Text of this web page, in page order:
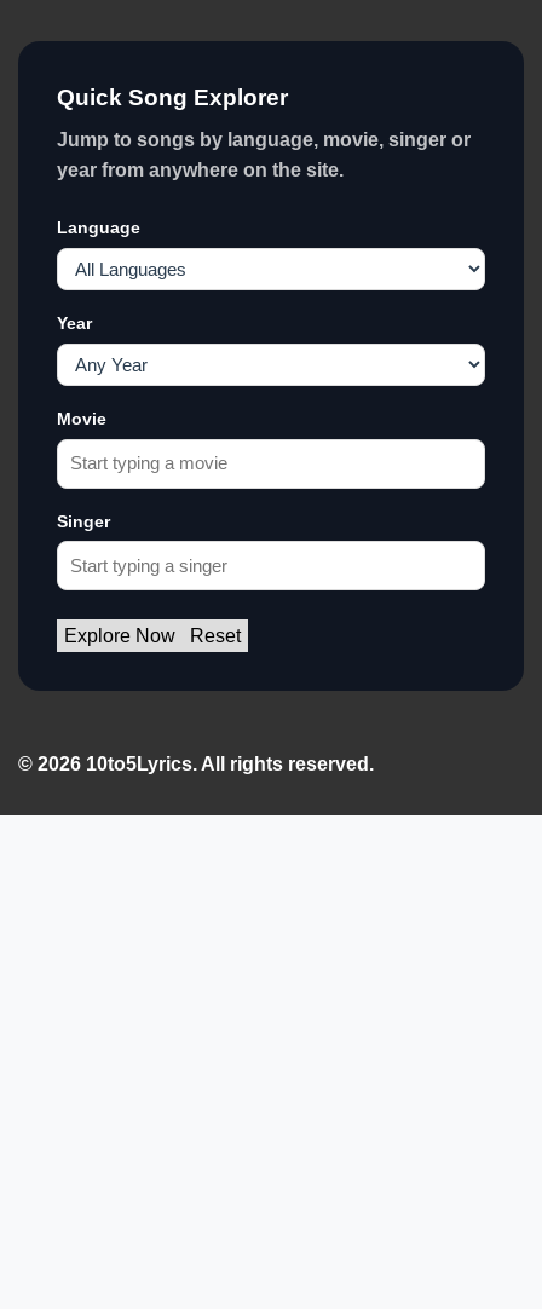
Quick Song Explorer
Jump to songs by language, movie, singer or
year from anywhere on the site.
Language
Year
Movie
Singer
Explore Now Reset
© 2026 10to5Lyrics. All rights reserved.